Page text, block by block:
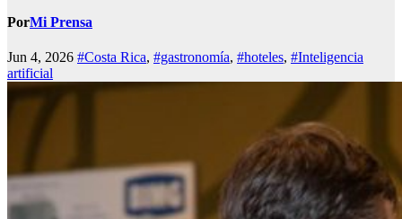
PorMi Prensa
Jun 4, 2026 #Costa Rica, #gastronomía, #hoteles, #Inteligencia
artificial